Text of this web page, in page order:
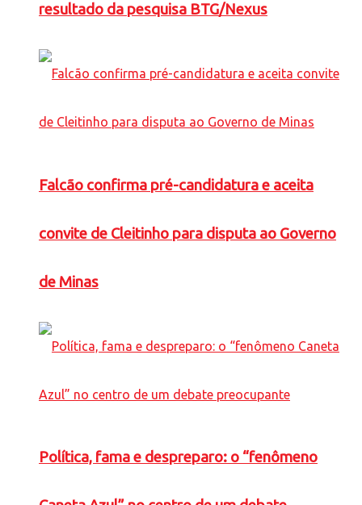
resultado da pesquisa BTG/Nexus
Falcão confirma pré-candidatura e aceita
convite de Cleitinho para disputa ao Governo
de Minas
Política, fama e despreparo: o “fenômeno